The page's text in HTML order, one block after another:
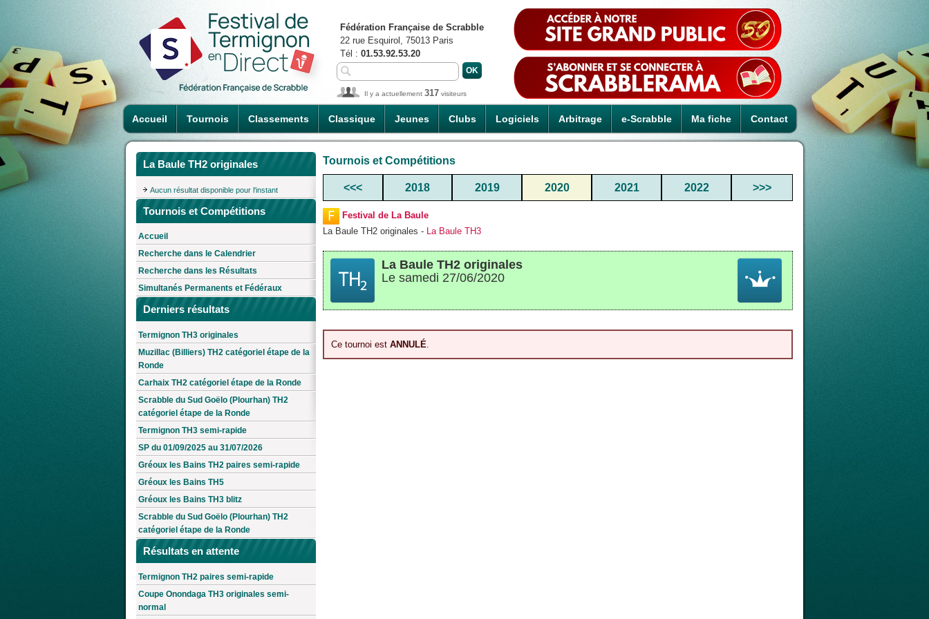
Accueil Tournois Classements Classique Jeunes Clubs Logiciels Arbitrage e-Scrabble Ma fiche Contact
Fédération Française de Scrabble
22 rue Esquirol, 75013 Paris
Tél : 01.53.92.53.20
Il y a actuellement 317 visiteurs
La Baule TH2 originales
Aucun résultat disponible pour l'instant
Tournois et Compétitions
Accueil
Recherche dans le Calendrier
Recherche dans les Résultats
Simultanés Permanents et Fédéraux
Derniers résultats
Termignon TH3 originales
Muzillac (Billiers) TH2 catégoriel étape de la
Ronde
Carhaix TH2 catégoriel étape de la Ronde
Scrabble du Sud Goëlo (Plourhan) TH2
catégoriel étape de la Ronde
Termignon TH3 semi-rapide
SP du 01/09/2025 au 31/07/2026
Gréoux les Bains TH2 paires semi-rapide
Gréoux les Bains TH5
Gréoux les Bains TH3 blitz
Scrabble du Sud Goëlo (Plourhan) TH2
catégoriel étape de la Ronde
Résultats en attente
Termignon TH2 paires semi-rapide
Coupe Onondaga TH3 originales semi-
normal
Tournois et Compétitions
<<< 2018 2019 2020 2021 2022 >>>
Festival de La Baule
La Baule TH2 originales -
La Baule TH3
La Baule TH2 originales
Le samedi 27/06/2020
Ce tournoi est ANNULÉ